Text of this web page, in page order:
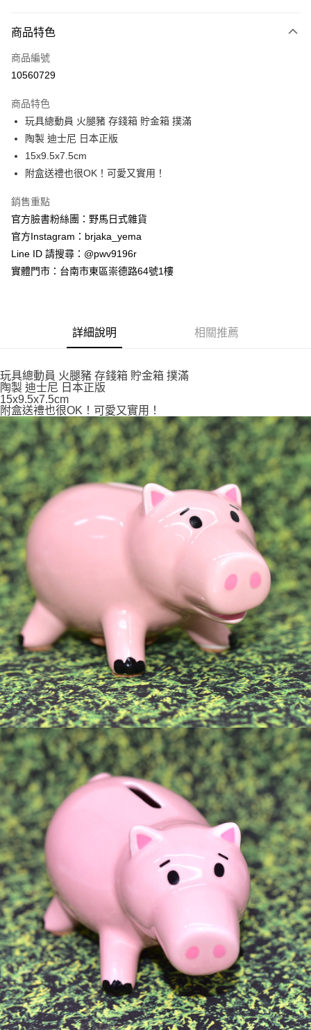
信用卡一次付款
信用卡分期付款
合作金庫商業銀行
華南商業銀行
彰化商業銀行
上海商業儲蓄銀行
國泰世華商業銀行
臺灣中小企業銀行
聯邦商業銀行
元大商業銀行
台新國際商業銀行
台灣樂天信用卡公司
超商取貨付款
LINE Pay
Apple Pay
悠遊付
Google Pay
ATM付款
每筆NT$65，滿NT$999(含以上)免運費
付款後全家取貨
每筆NT$65，滿NT$999(含以上)免運費
7-11取貨付款
每筆NT$65，滿NT$999(含以上)免運費
付款後7-11取貨
每筆NT$65，滿NT$999(含以上)免運費
宅配
每筆NT$100，滿NT$999(含以上)免運費
商品特色
商品編號
10560729
商品特色
玩具總動員 火腿豬 存錢箱 貯金箱 撲滿
陶製 迪士尼 日本正版
15x9.5x7.5cm
附盒送禮也很OK！可愛又實用！
銷售重點
官方臉書粉絲團：野馬日式雜貨
官方Instagram：brjaka_yema
Line ID 請搜尋：@pwv9196r
實體門市：台南市東區崇德路64號1樓
詳細說明 相關推薦
玩具總動員 火腿豬 存錢箱 貯金箱 撲滿
陶製 迪士尼 日本正版
15x9.5x7.5cm
附盒送禮也很OK！可愛又實用！